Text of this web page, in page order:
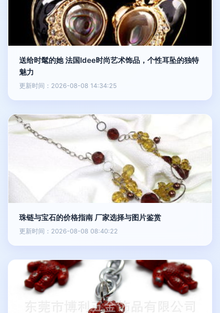
送给时髦的她 法国Idee时尚艺术饰品，个性耳坠的独特
魅力
更新时间：2026-08-08 14:34:25
珠链与宝石的价格指南 厂家选择与图片鉴赏
更新时间：2026-08-08 08:40:22